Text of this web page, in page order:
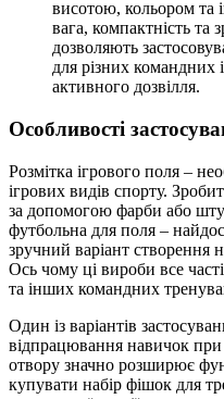
висотою, кольором та
вага, компактність та
дозволяють
для різних командних
активного дозвілля.
Особливості
Розмітка ігрового поля –
ігрових видів спорту.
за допомогою фарби або
футбольна для поля –
зручний варіант створення
Ось чому ці вироби все
та інших командних
Один із варіантів
відпрацювання навичок при
отвору значно розширює
купувати набір фішок для